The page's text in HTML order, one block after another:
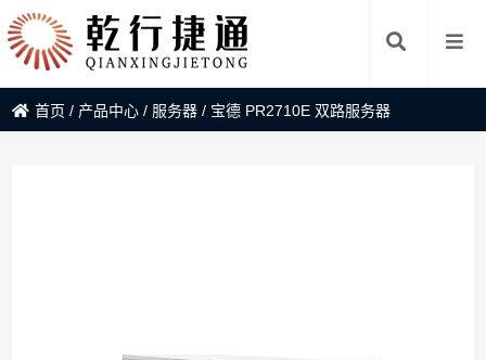
首页 / 产品中心 / 服务器 / 宝德 PR2710E 双路服务器